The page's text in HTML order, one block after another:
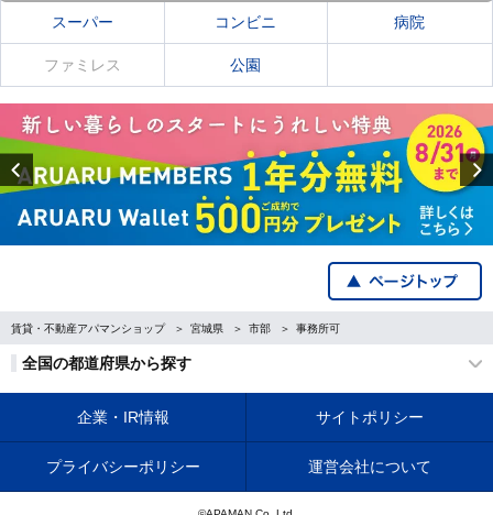
スーパー コンビニ 病院
ファミレス 公園
Previous
賃貸・不動産アパマンショップ 宮城県 市部 事務所可
全国の都道府県から探す
企業・IR情報 サイトポリシー
プライバシーポリシー 運営会社について